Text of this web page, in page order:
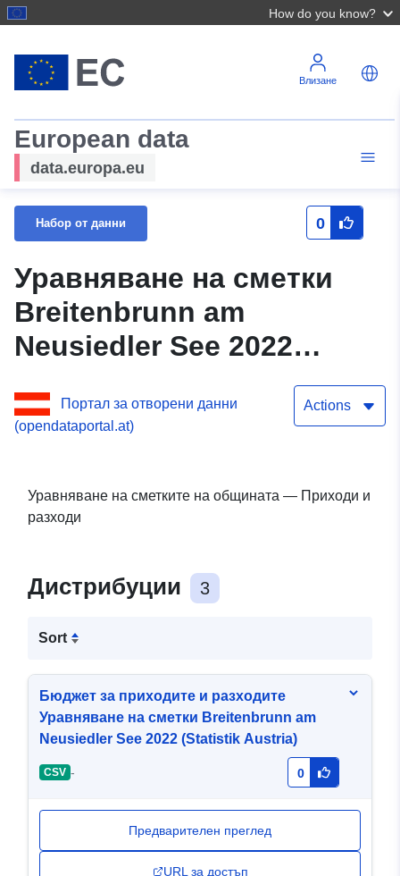
How do you know?
Влизане
European data
data.europa.eu
Набор от данни 0
Уравняване на сметки
Breitenbrunn am
Neusiedler See 2022
Портал за отворени данни
(opendataportal.at)
Actions
Уравняване на сметките на общината — Приходи и
разходи
Дистрибуции 3
Sort
Бюджет за приходите и разходите
Уравняване на сметки Breitenbrunn am
Neusiedler See 2022 (Statistik Austria)
CSV - 0
Предварителен преглед
URL за достъп